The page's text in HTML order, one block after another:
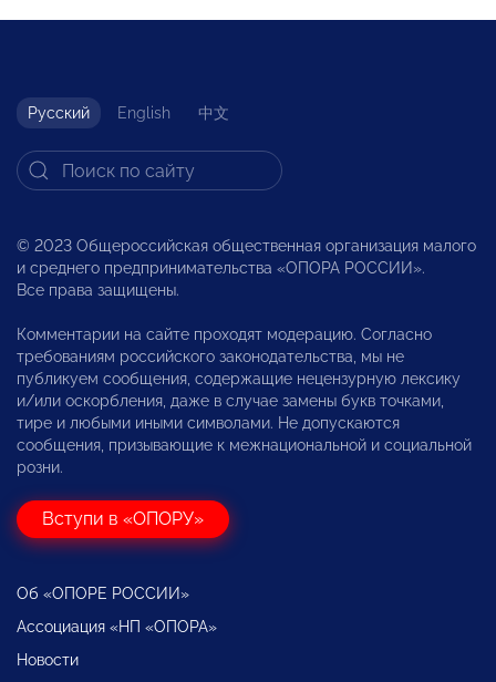
Русский English 中文
© 2023 Общероссийская общественная организация малого
и среднего предпринимательства «ОПОРА РОССИИ».
Все права защищены.
Комментарии на сайте проходят модерацию. Согласно
требованиям российского законодательства, мы не
публикуем сообщения, содержащие нецензурную лексику
и/или оскорбления, даже в случае замены букв точками,
тире и любыми иными символами. Не допускаются
сообщения, призывающие к межнациональной и социальной
розни.
Вступи в «ОПОРУ»
Об «ОПОРЕ РОССИИ»
Ассоциация «НП «ОПОРА»
Новости